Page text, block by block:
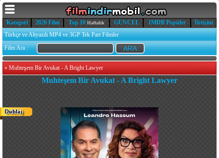
Kategori 2026 Film Top 10 Haftalık GÜNCEL IMDB Popüler
İletişim
Türkçe ve Altyazılı MP4 ve 3GP Tek Part Filmler
Film Ara :
» Muhteşem Bir Avukat - A Bright Lawyer
Muhteşem Bir Avukat - A Bright Lawyer